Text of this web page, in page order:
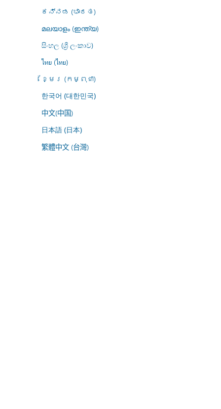
ಕನ್ನಡ (ಭಾರತ)
മലയാളം (ഇന്ത്യ)
සිංහල (ශ්‍රී ලංකාව)
ไทย (ไทย)
ខ្មែរ (កម្ពុជា)
한국어 (대한민국)
中文(中国)
日本語 (日本)
繁體中文 (台灣)